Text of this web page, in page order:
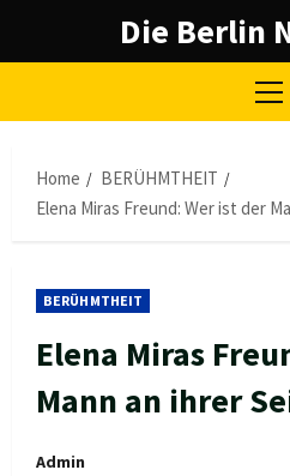
Die Berlin
Home
BERÜHMTHEIT
Elena Miras Freund: Wer ist der
BERÜHMTHEIT
Elena Miras
Mann an ihrer
Admin